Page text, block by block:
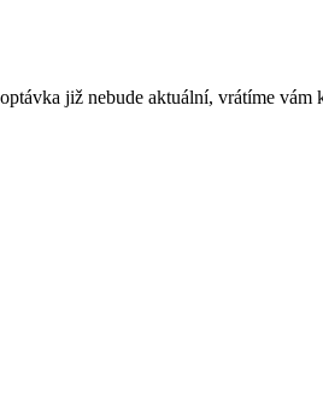
již nebude aktuální, vrátíme vám